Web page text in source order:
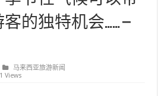
的独特机会…… –
马来西亚旅游新闻
Views